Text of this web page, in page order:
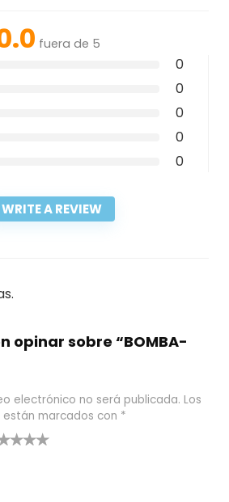
fuera de 5
0
0
0
0
0
WRITE A REVIEW
opinar sobre “BOMBA-
electrónico no será publicada. Los
marcados con *